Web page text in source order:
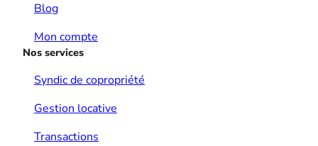
Blog
Mon compte
Nos services
Syndic de copropriété
Gestion locative
Transactions